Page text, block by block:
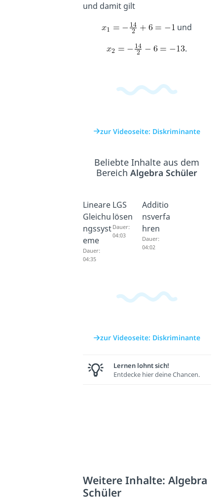
und damit gilt
und
.
zur Videoseite: Diskriminante
Beliebte Inhalte aus dem
BereichAlgebra Schüler
Lineare
Gleichu
ngssyst
eme
Dauer:
04:35
LGS
lösen
Dauer:
04:03
Additio
nsverfa
hren
Dauer:
04:02
zur Videoseite: Diskriminante
Lernen lohnt sich!
Entdecke hier deine Chancen.
Weitere Inhalte: Algebra
Schüler